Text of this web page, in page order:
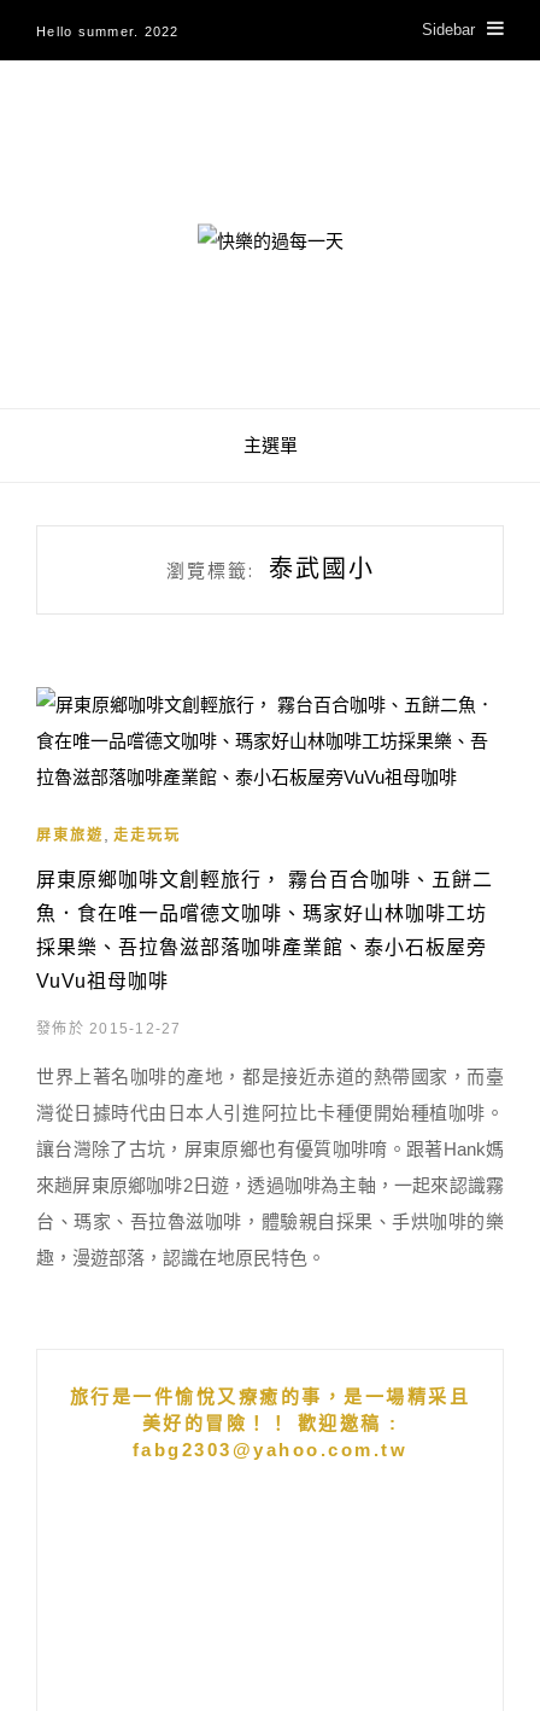
Hello summer. 2022 Sidebar
快樂的過每一天
主選單
瀏覽標籤: 泰武國小
屏東旅遊 走走玩玩
屏東原鄉咖啡文創輕旅行， 霧台百合咖啡、五餅二
魚．食在唯一品嚐德文咖啡、瑪家好山林咖啡工坊
採果樂、吾拉魯滋部落咖啡產業館、泰小石板屋旁
VuVu祖母咖啡
發佈於 2015-12-27
世界上著名咖啡的產地，都是接近赤道的熱帶國家，而臺
灣從日據時代由日本人引進阿拉比卡種便開始種植咖啡。
讓台灣除了古坑，屏東原鄉也有優質咖啡唷。跟著Hank媽
來趟屏東原鄉咖啡2日遊，透過咖啡為主軸，一起來認識霧
台、瑪家、吾拉魯滋咖啡，體驗親自採果、手烘咖啡的樂
趣，漫遊部落，認識在地原民特色。
旅行是一件愉悅又療癒的事，是一場精采且
美好的冒險！！ 歡迎邀稿 :
fabg2303@yahoo.com.tw